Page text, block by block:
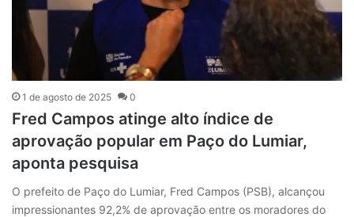
1 de agosto de 2025 0
Fred Campos atinge alto índice de
aprovação popular em Paço do Lumiar,
aponta pesquisa
O prefeito de Paço do Lumiar, Fred Campos (PSB), alcançou
impressionantes 92,2% de aprovação entre os moradores do